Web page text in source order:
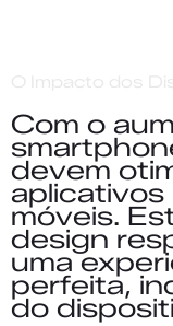
Com o
devem
aplicativos
móveis.
design
uma
perfeita,
do